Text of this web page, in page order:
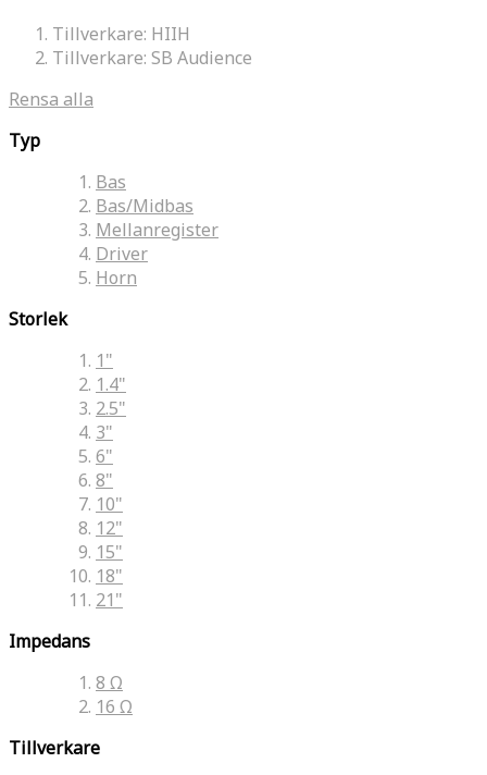
Tillverkare: HIIH
Tillverkare: SB Audience
Rensa alla
Typ
Bas
Bas/Midbas
Mellanregister
Driver
Horn
Storlek
1"
1.4"
2.5"
3"
6"
8"
10"
12"
15"
18"
21"
Impedans
8 Ω
16 Ω
Tillverkare